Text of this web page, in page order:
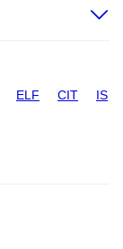
ELF CIT IS